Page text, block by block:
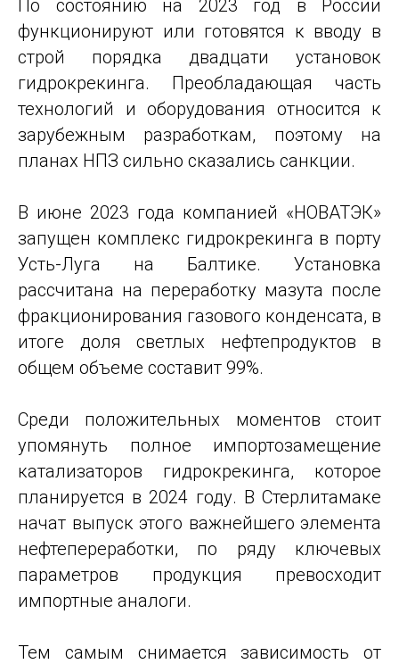
По состоянию на 2023 год в России
функционируют или готовятся к вводу в
строй порядка двадцати установок
гидрокрекинга. Преобладающая часть
технологий и оборудования относится к
зарубежным разработкам, поэтому на
планах НПЗ сильно сказались санкции.
В июне 2023 года компанией «НОВАТЭК»
запущен комплекс гидрокрекинга в порту
Усть-Луга на Балтике. Установка
рассчитана на переработку мазута после
фракционирования газового конденсата, в
итоге доля светлых нефтепродуктов в
общем объеме составит 99%.
Среди положительных моментов стоит
упомянуть полное импортозамещение
катализаторов гидрокрекинга, которое
планируется в 2024 году. В Стерлитамаке
начат выпуск этого важнейшего элемента
нефтепереработки, по ряду ключевых
параметров продукция превосходит
импортные аналоги.
Тем самым снимается зависимость от